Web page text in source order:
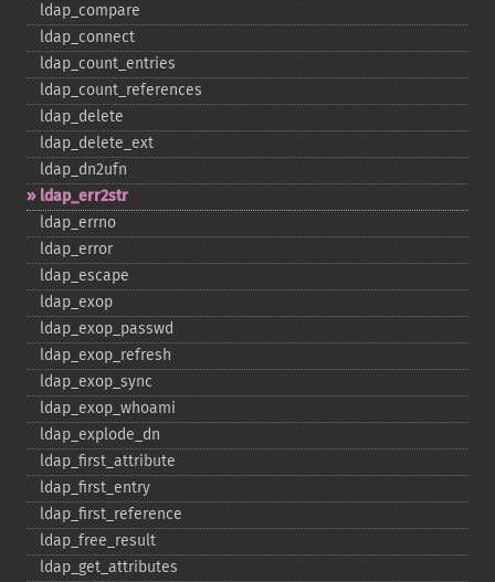
ldap_​compare
ldap_​connect
ldap_​count_​entries
ldap_​count_​references
ldap_​delete
ldap_​delete_​ext
ldap_​dn2ufn
ldap_​err2str
ldap_​errno
ldap_​error
ldap_​escape
ldap_​exop
ldap_​exop_​passwd
ldap_​exop_​refresh
ldap_​exop_​sync
ldap_​exop_​whoami
ldap_​explode_​dn
ldap_​first_​attribute
ldap_​first_​entry
ldap_​first_​reference
ldap_​free_​result
ldap_​get_​attributes